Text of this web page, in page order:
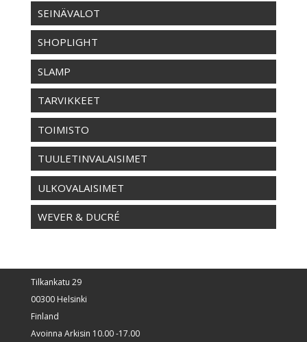
SEINÄVALOT
SHOPLIGHT
SLAMP
TARVIKKEET
TOIMISTO
TUULETINVALAISIMET
ULKOVALAISIMET
WEVER & DUCRÉ
Tilkankatu 29
00300 Helsinki
Finland
Avoinna Arkisin 10.00 -17.00